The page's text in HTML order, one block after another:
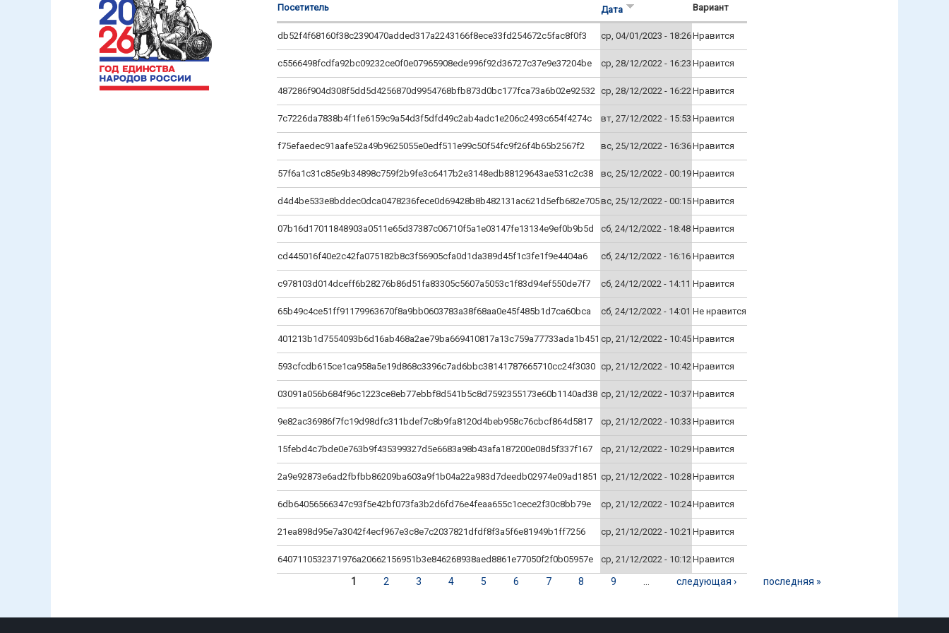
Посетитель Дата Вариант
db52f4f68160f38c2390470added317a2243166f8ece33fd254672c5fac8f0f3 ср, 04/01/2023 - 18:26Нравится
c5566498fcdfa92bc09232ce0f0e07965908ede996f92d36727c37e9e37204be ср, 28/12/2022 - 16:23 Нравится
487286f904d308f5dd5d4256870d9954768bfb873d0bc177fca73a6b02e92532 ср, 28/12/2022 - 16:22 Нравится
7c7226da7838b4f1fe6159c9a54d3f5dfd49c2ab4adc1e206c2493c654f4274c вт, 27/12/2022 - 15:53 Нравится
f75efaedec91aafe52a49b9625055e0edf511e99c50f54fc9f26f4b65b2567f2 вс, 25/12/2022 - 16:36Нравится
57f6a1c31c85e9b34898c759f2b9fe3c6417b2e3148edb88129643ae531c2c38 вс, 25/12/2022 - 00:19Нравится
d4d4be533e8bddec0dca0478236fece0d69428b8b482131ac621d5efb682e705вс, 25/12/2022 - 00:15Нравится
07b16d17011848903a0511e65d37387c06710f5a1e03147fe13134e9ef0b9b5d сб, 24/12/2022 - 18:48 Нравится
cd445016f40e2c42fa075182b8c3f56905cfa0d1da389d45f1c3fe1f9e4404a6 сб, 24/12/2022 - 16:16 Нравится
c978103d014dceff6b28276b86d51fa83305c5607a5053c1f83d94ef550de7f7 сб, 24/12/2022 - 14:11 Нравится
65b49c4ce51ff91179963670f8a9bb0603783a38f68aa0e45f485b1d7ca60bca сб, 24/12/2022 - 14:01 Не нравится
401213b1d7554093b6d16ab468a2ae79ba669410817a13c759a77733ada1b451 ср, 21/12/2022 - 10:45Нравится
593cfcdb615ce1ca958a5e19d868c3396c7ad6bbc38141787665710cc24f3030 ср, 21/12/2022 - 10:42 Нравится
03091a056b684f96c1223ce8eb77ebbf8d541b5c8d7592355173e60b1140ad38 ср, 21/12/2022 - 10:37Нравится
9e82ac36986f7fc19d98dfc311bdef7c8b9fa8120d4beb958c76cbcf864d5817 ср, 21/12/2022 - 10:33 Нравится
15febd4c7bde0e763b9f435399327d5e6683a98b43afa187200e08d5f337f167 ср, 21/12/2022 - 10:29Нравится
2a9e92873e6ad2fbfbb86209ba603a9f1b04a22a983d7deedb02974e09ad1851 ср, 21/12/2022 - 10:28Нравится
6db64056566347c93f5e42bf073fa3b2d6fd76e4feaa655c1cece2f30c8bb79e ср, 21/12/2022 - 10:24Нравится
21ea898d95e7a3042f4ecf967e3c8e7c2037821dfdf8f3a5f6e81949b1ff7256 ср, 21/12/2022 - 10:21 Нравится
6407110532371976a20662156951b3e846268938aed8861e77050f2f0b05957e ср, 21/12/2022 - 10:12 Нравится
1 2 3 4 5 6 7 8 9 следующая › последняя »